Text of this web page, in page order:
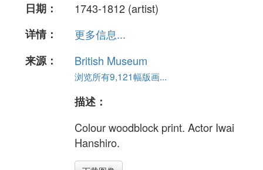
日期：
1743-1812 (artist)
详情：
更多信息...
来源：
British Museum
浏览所有9,121幅版画...
描述：
Colour woodblock print. Actor Iwai
Hanshiro.